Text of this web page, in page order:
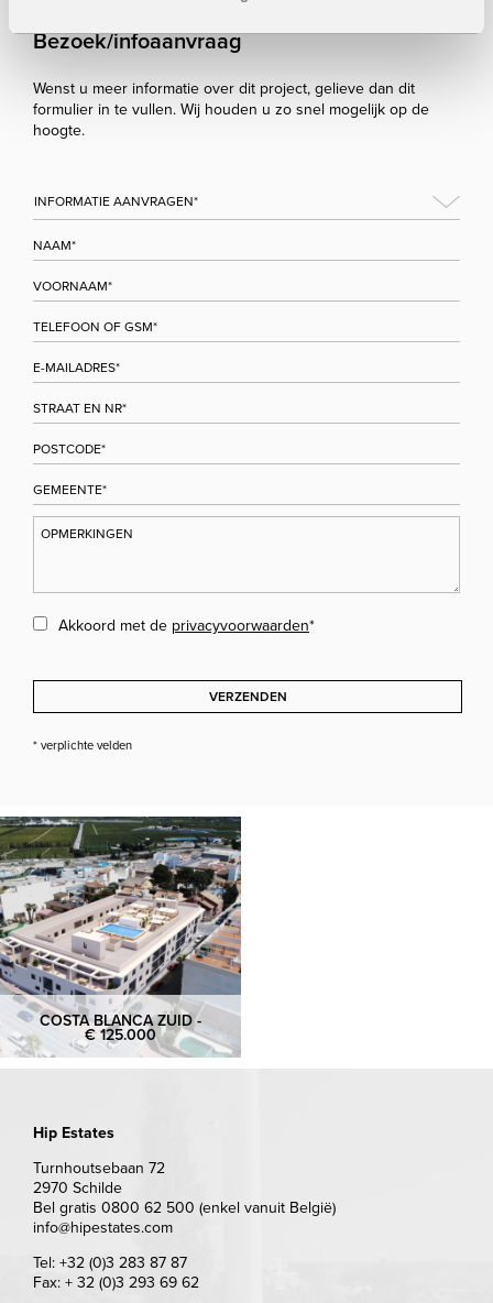
Bezoek/infoaanvraag
Wenst u meer informatie over dit project, gelieve dan dit
formulier in te vullen. Wij houden u zo snel mogelijk op de
hoogte.
Akkoord met de privacyvoorwaarden*
VERZENDEN
* verplichte velden
COSTA BLANCA ZUID -
€ 125.000
Hip Estates
Turnhoutsebaan 72
2970 Schilde
Bel gratis 0800 62 500 (enkel vanuit België)
info@hipestates.com
Tel: +32 (0)3 283 87 87
Fax: + 32 (0)3 293 69 62